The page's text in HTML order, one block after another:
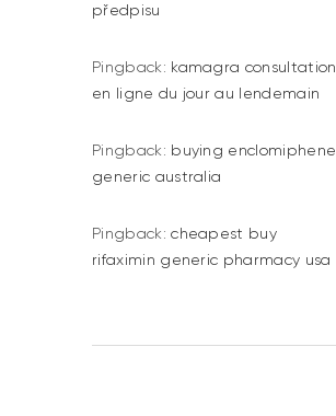
předpisu
Pingback: kamagra consultation
en ligne du jour au lendemain
Pingback: buying enclomiphene
generic australia
Pingback:cheapest buy
rifaximin generic pharmacy usa